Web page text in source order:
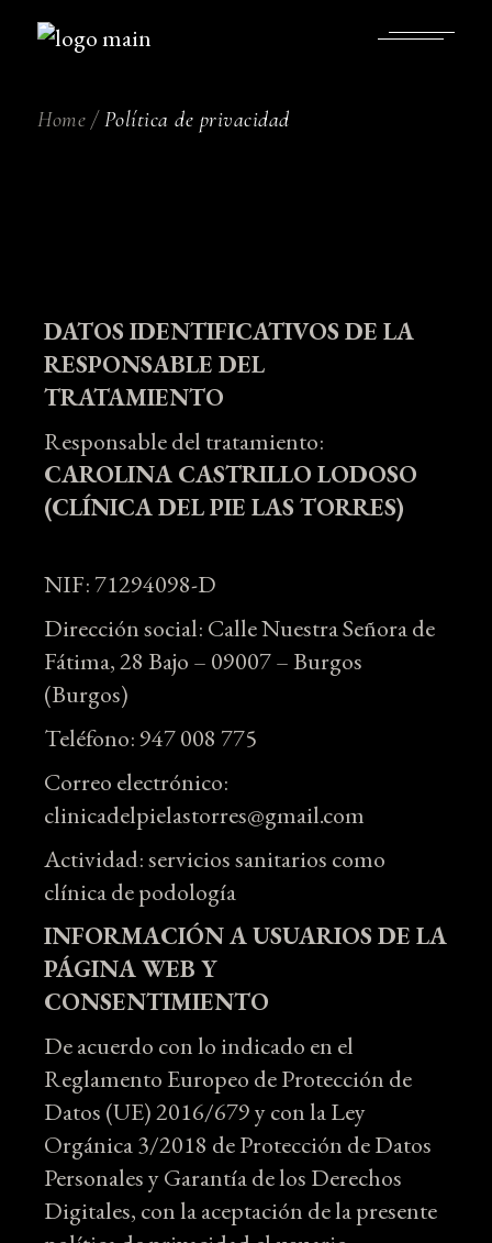
Home Política de privacidad
DATOS IDENTIFICATIVOS DE LA
RESPONSABLE DEL
TRATAMIENTO
Responsable del tratamiento:
CAROLINA CASTRILLO LODOSO
(CLÍNICA DEL PIE LAS TORRES)
NIF: 71294098-D
Dirección social: Calle Nuestra Señora de
Fátima, 28 Bajo – 09007 – Burgos
(Burgos)
Teléfono: 947 008 775
Correo electrónico:
clinicadelpielastorres@gmail.com
Actividad: servicios sanitarios como
clínica de podología
INFORMACIÓN A USUARIOS DE LA
PÁGINA WEB Y
CONSENTIMIENTO
De acuerdo con lo indicado en el
Reglamento Europeo de Protección de
Datos (UE) 2016/679 y con la Ley
Orgánica 3/2018 de Protección de Datos
Personales y Garantía de los Derechos
Digitales, con la aceptación de la presente